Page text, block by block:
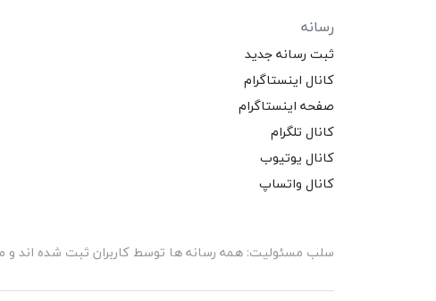
رسانه
ثبت رسانه جدید
کانال اینستاگرام
صفحه اینستاگرام
کانال تلگرام
کانال یوتیوب
کانال واتساپ
سلب مسئولیت: همه رسانه ها توسط کاربران ثبت شده اند و